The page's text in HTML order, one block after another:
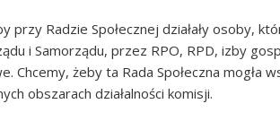
przy Radzie Społecznej działały osoby,
i Samorządu, przez RPO, RPD, izby
Chcemy, żeby ta Rada Społeczna mogła
obszarach działalności komisji.